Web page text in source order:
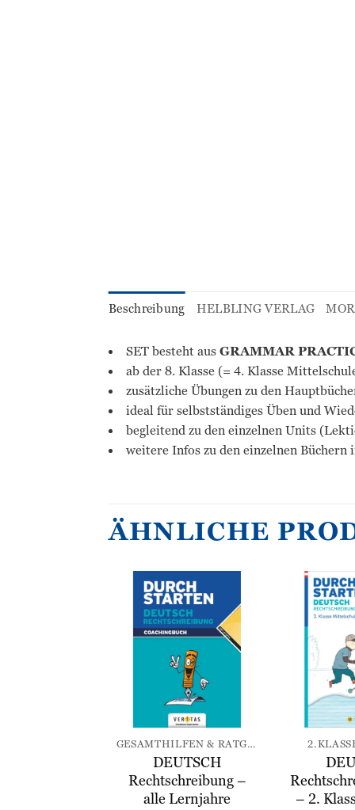
Beschreibung HELBLING VERLAG
SET besteht ausGRAMMAR
ab der 8. Klasse (= 4. Klasse
zusätzliche Übungen zu den
ideal für selbstständiges Üben und
begleitend zu den einzelnen Units
weitere Infos zu den einzelnen
ÄHNLICHE
Zur
Wunschliste
hinzufügen
GESAMTHILFEN & RATGEBER
DEUTSCH
Rechtschreibung –
alle Lernjahre
– 2.